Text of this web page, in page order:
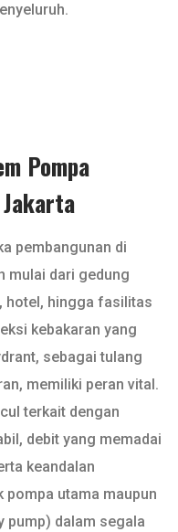
Pompa
pembangunan di
mulai dari gedung
hotel, hingga fasilitas
kebakaran yang
sebagai tulang
memiliki peran vital.
terkait dengan
debit yang memadai
keandalan
utama maupun
pump) dalam segala